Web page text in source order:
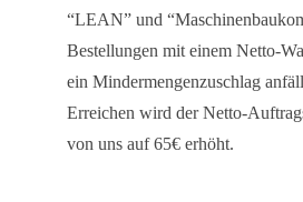
“LEAN” und
Bestellungen mit einem Netto-
ein Mindermengenzuschlag
Erreichen wird der Netto-
von uns auf 65€ erhöht.